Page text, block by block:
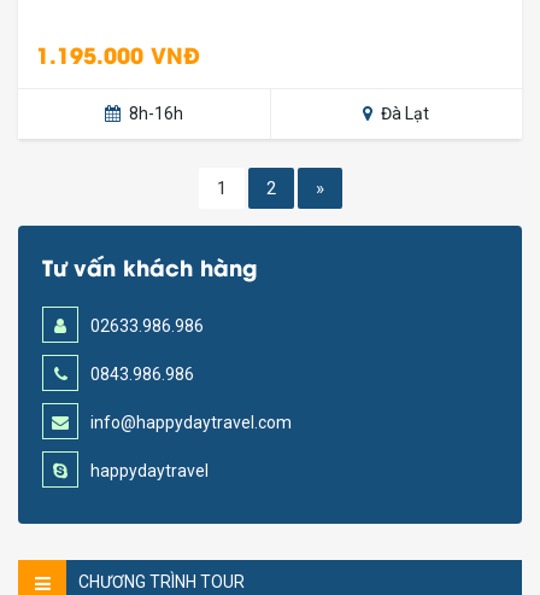
1.195.000 VNĐ
8h-16h Đà Lạt
1 2 »
Tư vấn khách hàng
02633.986.986
0843.986.986
info@happydaytravel.com
happydaytravel
CHƯƠNG TRÌNH TOUR